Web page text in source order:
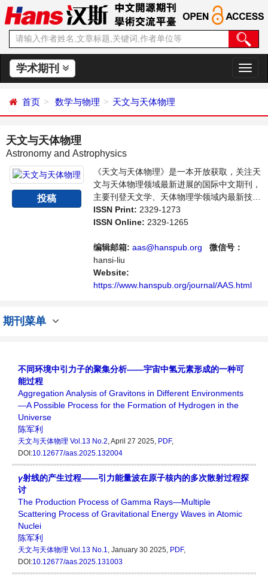
学术期刊
切
换
首页 数学与物理 天文与天体物理
天文与天体物理
Astronomy and Astrophysics
投稿
《天文与天体物理》是一本开放获取，关注天
文与天体物理领域最新进展的国际中文期刊，
主要刊登天文学、天体物理学领域内最新技术
及成果展示的相关论文。本刊支持思想创新、
学术创新，倡导科学，繁荣学术，集学术性、
学者、科研人员提供一个传播、分享和讨论天
文与天体物理学领域内不同方向问题与发展的
交流平台。
ISSN Print: 2329-1273
ISSN Online: 2329-1265
编辑邮箱: aas@hanspub.org
微信号：
hansi-liu
Website:
https://www.hanspub.org/journal/AAS.html
期刊菜单
不同环境中引力子的聚集分析——宇宙中氢元素形成的一种可
能过程
Aggregation Analysis of Gravitons in Different Environments
—A Possible Process for the Formation of Hydrogen in the
Universe
陈军利
天文与天体物理 Vol.13 No.2, April 27 2025, PDF,
DOI:10.12677/aas.2025.132004
γ射线的产生过程——引力能量波在原子核内的多次散射过程探
讨
The Production Process of Gamma Rays—Multiple
Scattering Process of Gravitational Energy Waves in Atomic
Nuclei
陈军利
天文与天体物理 Vol.13 No.1, January 30 2025, PDF,
DOI:10.12677/aas.2025.131003